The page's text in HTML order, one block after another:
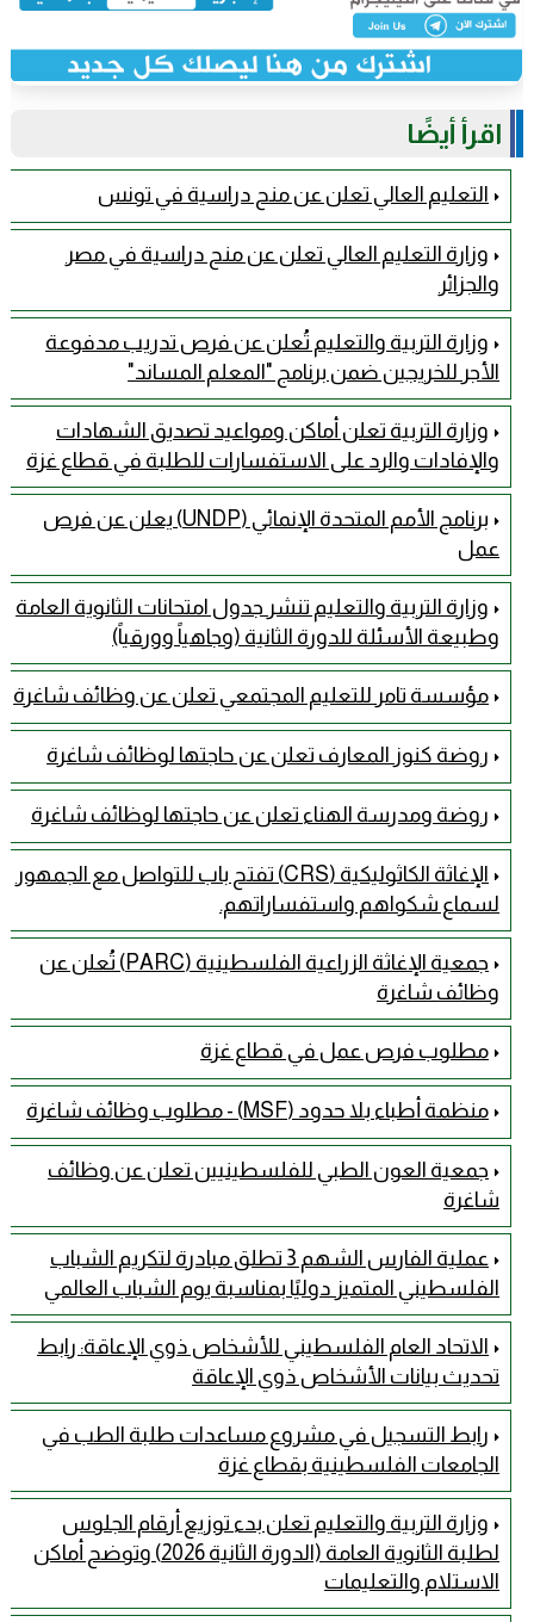
اقرأ أيضًا
التعليم العالي تعلن عن منح دراسية في تونس
وزارة التعليم العالي تعلن عن منح دراسية في مصر
والجزائر
وزارة التربية والتعليم تُعلن عن فرص تدريب مدفوعة
الأجر للخريجين ضمن برنامج "المعلم المساند"
وزارة التربية تعلن أماكن ومواعيد تصديق الشهادات
والإفادات والرد على الاستفسارات للطلبة في قطاع غزة
برنامج الأمم المتحدة الإنمائي (UNDP) يعلن عن فرص
عمل
وزارة التربية والتعليم تنشر جدول امتحانات الثانوية العامة
وطبيعة الأسئلة للدورة الثانية (وجاهياً وورقياً)
مؤسسة تامر للتعليم المجتمعي تعلن عن وظائف شاغرة
روضة كنوز المعارف تعلن عن حاجتها لوظائف شاغرة
روضة ومدرسة الهناء تعلن عن حاجتها لوظائف شاغرة
الإغاثة الكاثوليكية (CRS) تفتح باب للتواصل مع الجمهور
لسماع شكواهم واستفساراتهم.
جمعية الإغاثة الزراعية الفلسطينية (PARC) تُعلن عن
وظائف شاغرة
مطلوب فرص عمل في قطاع غزة
منظمة أطباء بلا حدود (MSF) - مطلوب وظائف شاغرة
جمعية العون الطبي للفلسطينيين تعلن عن وظائف
شاغرة
عملية الفارس الشهم 3 تطلق مبادرة لتكريم الشباب
الفلسطيني المتميز دوليًا بمناسبة يوم الشباب العالمي
الاتحاد العام الفلسطيني للأشخاص ذوي الإعاقة: رابط
تحديث بيانات الأشخاص ذوي الإعاقة
رابط التسجيل في مشروع مساعدات طلبة الطب في
الجامعات الفلسطينية بقطاع غزة
وزارة التربية والتعليم تعلن بدء توزيع أرقام الجلوس
لطلبة الثانوية العامة (الدورة الثانية 2026) وتوضح أماكن
الاستلام والتعليمات